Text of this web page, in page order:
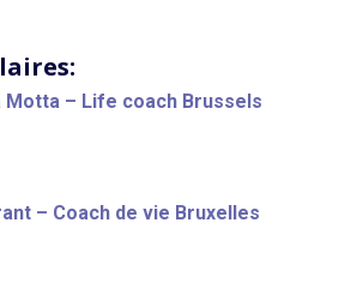
Motta – Life coach Brussels
– Coach de vie Bruxelles